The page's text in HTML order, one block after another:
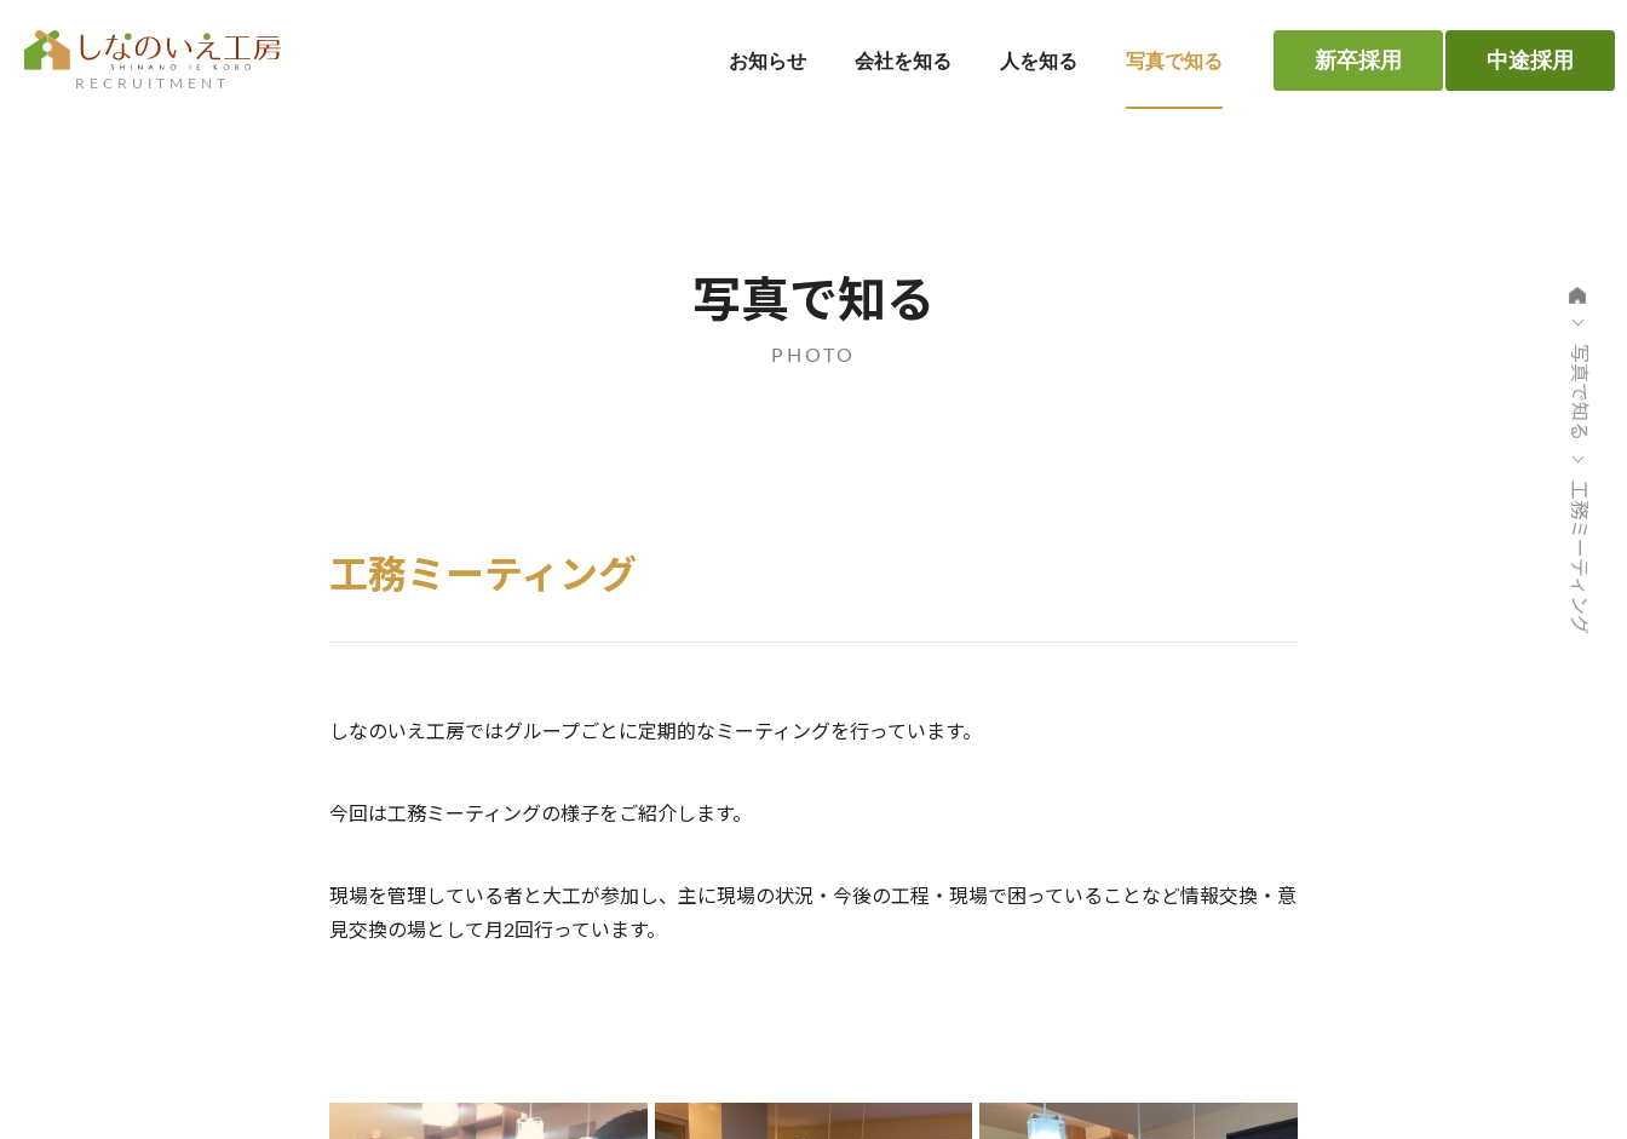
RECRUITMENT
お知らせ 会社を知る 人を知る 写真で知る 新卒採用 中途採用
写真で知る
PHOTO 写真で知る
工務ミーティング
工務ミーティング
しなのいえ工房ではグループごとに定期的なミーティングを行っています。
今回は工務ミーティングの様子をご紹介します。
現場を管理している者と大工が参加し、主に現場の状況・今後の工程・現場で困っていることなど情報交換・意
見交換の場として月2回行っています。